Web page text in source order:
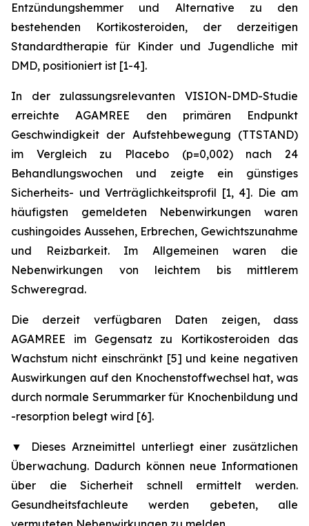
Entzündungshemmer und Alternative zu den
bestehenden Kortikosteroiden, der derzeitigen
Standardtherapie für Kinder und Jugendliche mit
DMD, positioniert ist [1-4].
In der zulassungsrelevanten VISION-DMD-Studie
erreichte AGAMREE den primären Endpunkt
Geschwindigkeit der Aufstehbewegung (TTSTAND)
im Vergleich zu Placebo (p=0,002) nach 24
Behandlungswochen und zeigte ein günstiges
Sicherheits- und Verträglichkeitsprofil [1, 4]. Die am
häufigsten gemeldeten Nebenwirkungen waren
cushingoides Aussehen, Erbrechen, Gewichtszunahme
und Reizbarkeit. Im Allgemeinen waren die
Nebenwirkungen von leichtem bis mittlerem
Schweregrad.
Die derzeit verfügbaren Daten zeigen, dass
AGAMREE im Gegensatz zu Kortikosteroiden das
Wachstum nicht einschränkt [5] und keine negativen
Auswirkungen auf den Knochenstoffwechsel hat, was
durch normale Serummarker für Knochenbildung und
-resorption belegt wird [6].
▼
Dieses Arzneimittel unterliegt einer zusätzlichen
Überwachung. Dadurch können neue Informationen
über die Sicherheit schnell ermittelt werden.
Gesundheitsfachleute werden gebeten, alle